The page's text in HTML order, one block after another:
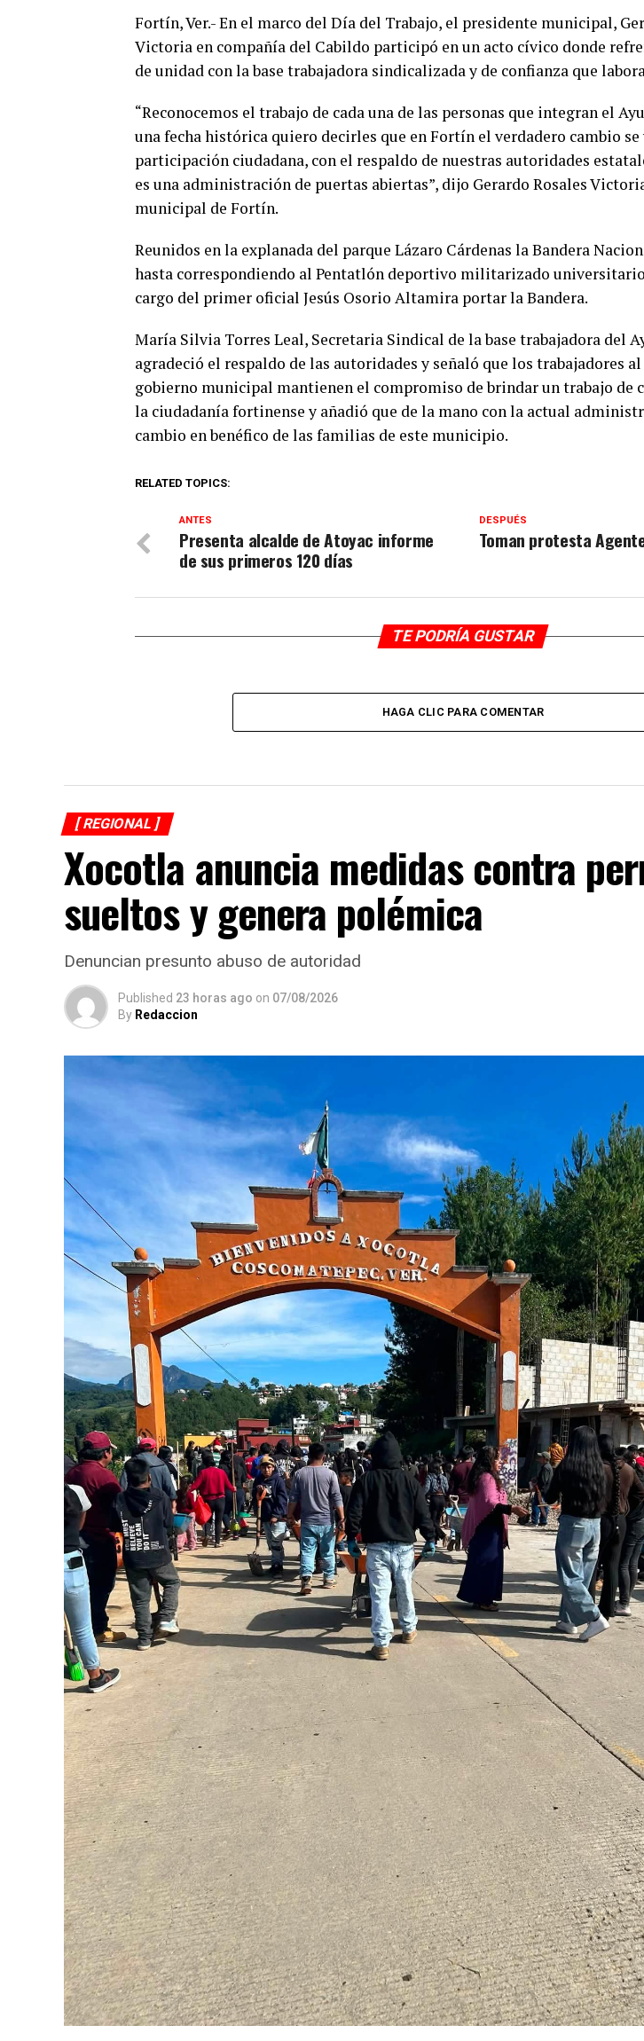
Fortín, Ver.- En el marco del Día del Trabajo, el presidente municipal,
Victoria en compañía del Cabildo participó en un acto cívico donde
de unidad con la base trabajadora sindicalizada y de confianza que
“Reconocemos el trabajo de cada una de las personas que integran el
una fecha histórica quiero decirles que en Fortín el verdadero cambio
participación ciudadana, con el respaldo de nuestras autoridades
es una administración de puertas abiertas”, dijo Gerardo Rosales
municipal de Fortín.
Reunidos en la explanada del parque Lázaro Cárdenas la Bandera
hasta correspondiendo al Pentatlón deportivo militarizado
cargo del primer oficial Jesús Osorio Altamira portar la Bandera.
María Silvia Torres Leal, Secretaria Sindical de la base trabajadora del
agradeció el respaldo de las autoridades y señaló que los trabajadores
gobierno municipal mantienen el compromiso de brindar un trabajo de
la ciudadanía fortinense y añadió que de la mano con la actual
cambio en benéfico de las familias de este municipio.
RELATED TOPICS:
DESPUÉS
Toman protesta
ANTES
Presenta alcalde de Atoyac informe
de sus primeros 120 días
TE PODRÍA GUSTAR
HAGA CLIC PARA COMENTAR
[ REGIONAL ]
Xocotla anuncia medidas contra
sueltos y genera polémica
Denuncian presunto abuso de autoridad
Published 23 horas ago on 07/08/2026
By Redaccion